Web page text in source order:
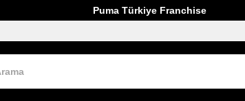
Puma Türkiye Franchise